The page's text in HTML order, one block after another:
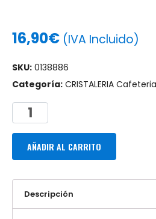
16,90€ (IVA Incluido)
SKU: 0138886
Categoría: CRISTALERIA
AÑADIR AL CARRITO
Descripción